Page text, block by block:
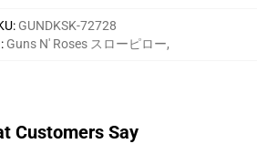
: GUNDKSK-72728
: Guns N' Roses スローピロー,
Customers Say